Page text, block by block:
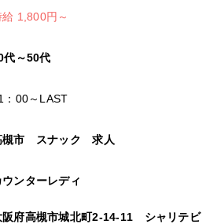
給 1,800円～
代～50代
：00～LAST
槻市 スナック 求人
ウンターレディ
阪府高槻市城北町2-14-11 シャリテビ